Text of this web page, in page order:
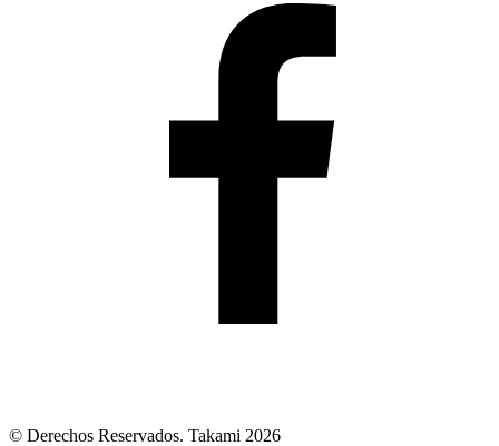
© Derechos Reservados. Takami 2026